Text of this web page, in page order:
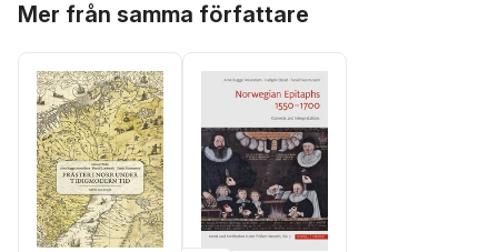
Mer från samma författare